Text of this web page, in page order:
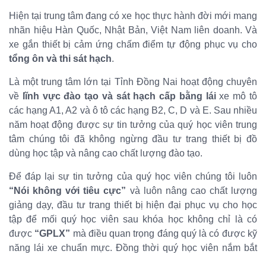
Hiện tại trung tâm đang có xe học thực hành đời mới mang
nhãn hiệu Hàn Quốc, Nhật Bản, Việt Nam liên doanh. Và
xe gắn thiết bị cảm ứng chấm điểm tự động phục vụ cho
tổng ôn và thi sát hạch.
Là một trung tâm lớn tại Tỉnh Đồng Nai hoạt động chuyên
về lĩnh vực đào tạo và sát hạch cấp bằng láixe mô tô
các hạng A1, A2 và ô tô các hạng B2, C, D và E. Sau nhiều
năm hoạt động được sự tin tưởng của quý học viên trung
tâm chúng tôi đã không ngừng đầu tư trang thiết bị đồ
dùng học tập và nâng cao chất lượng đào tạo.
Để đáp lại sự tin tưởng của quý học viên chúng tôi luôn
“Nói không với tiêu cực” và luôn nâng cao chất lượng
giảng dạy, đầu tư trang thiết bị hiện đại phục vụ cho học
tập để mối quý học viên sau khóa học không chỉ là có
được “GPLX” mà điều quan trọng đáng quý là có được kỹ
năng lái xe chuẩn mực. Đồng thời quý học viên nắm bắt